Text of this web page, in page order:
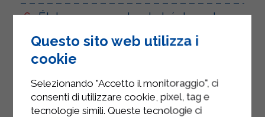
Étalez une couche de béchamel
dans un plat à gratin et versez le
mélange de chou-fleur et de
pancetta par-dessus.
Veillez à ce que le bacon soit réparti
uniformément.
Questo sito web utilizza i
cookie
Selezionando "Accetto il monitoraggio", ci
consenti di utilizzare cookie, pixel, tag e
tecnologie simili. Queste tecnologie ci